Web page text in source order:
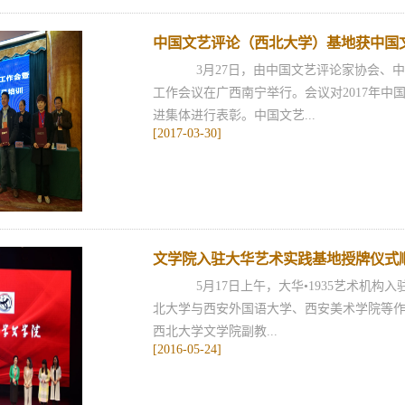
中国文艺评论（西北大学）基地获中
3月27日，由中国文艺评论家协会、
工作会议在广西南宁举行。会议对2017年中
进集体进行表彰。中国文艺...
[2017-03-30]
文学院入驻大华艺术实践基地授牌仪式
5月17日上午，大华•1935艺术机构入
北大学与西安外国语大学、西安美术学院等
西北大学文学院副教...
[2016-05-24]